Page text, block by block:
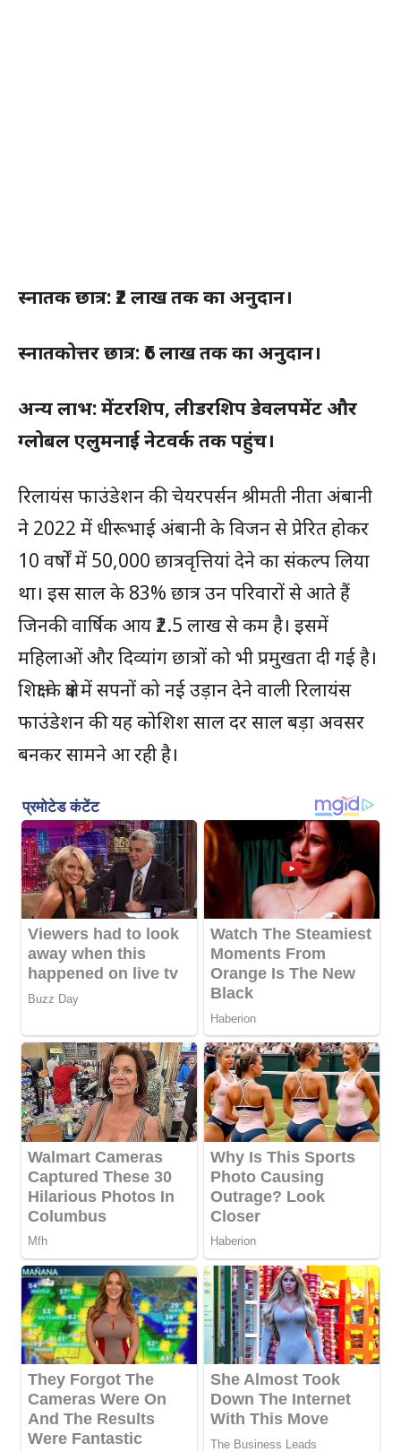
स्नातक छात्र: ₹2 लाख तक का अनुदान।
स्नातकोत्तर छात्र: ₹6 लाख तक का अनुदान।
अन्य लाभ: मेंटरशिप, लीडरशिप डेवलपमेंट और
ग्लोबल एलुमनाई नेटवर्क तक पहुंच।
रिलायंस फाउंडेशन की चेयरपर्सन श्रीमती नीता अंबानी
ने 2022 में धीरूभाई अंबानी के विजन से प्रेरित होकर
10 वर्षों में 50,000 छात्रवृत्तियां देने का संकल्प लिया
था। इस साल के 83% छात्र उन परिवारों से आते हैं
जिनकी वार्षिक आय ₹2.5 लाख से कम है। इसमें
महिलाओं और दिव्यांग छात्रों को भी प्रमुखता दी गई है।
शिक्षा के क्षेत्र में सपनों को नई उड़ान देने वाली रिलायंस
फाउंडेशन की यह कोशिश साल दर साल बड़ा अवसर
बनकर सामने आ रही है।